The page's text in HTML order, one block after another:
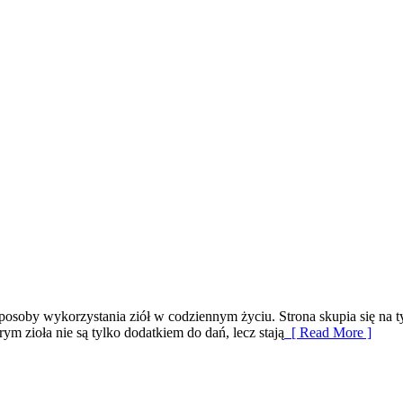
wykorzystania ziół w codziennym życiu. Strona skupia się na
zioła nie są tylko dodatkiem do dań, lecz stają [ Read More ]